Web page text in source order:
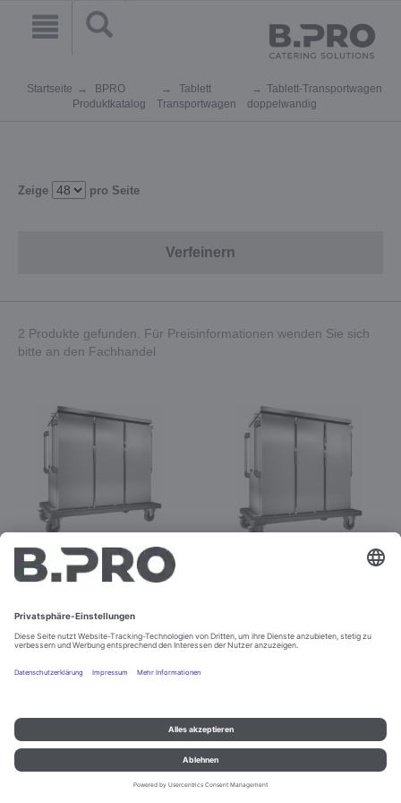
Startseite
BPRO
Produktkatalog
Tablett
Transportwagen
Tablett-Transportwagen
doppelwandig
Zeige pro Seite
Verfeinern
2 Produkte gefunden. Für Preisinformationen wenden Sie sich
bitte an den Fachhandel
TTW 24-115 DDE
Impressum und Datenschutz Kontakt
Rechtliche Hinweise
© B.PRO Catering Solutions 2022